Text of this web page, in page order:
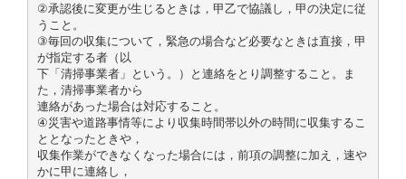
②承認後に変更が生じるときは，甲乙で協議し，甲の決定に従
うこと。
③毎回の収集について，緊急の場合など必要なときは直接，甲
が指定する者（以
下「清掃事業者」という。）と連絡をとり調整すること。ま
た，清掃事業者から
連絡があった場合は対応すること。
④災害や道路事情等により収集時間帯以外の時間に収集するこ
ととなったときや，
収集作業ができなくなった場合には，前項の調整に加え，速や
かに甲に連絡し，